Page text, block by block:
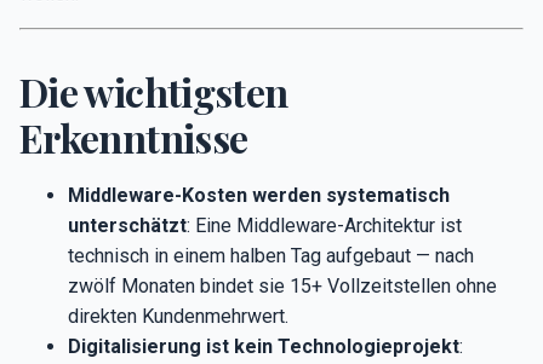
Die wichtigsten
Erkenntnisse
Middleware-Kosten werden systematisch
unterschätzt: Eine Middleware-Architektur ist
technisch in einem halben Tag aufgebaut — nach
zwölf Monaten bindet sie 15+ Vollzeitstellen ohne
direkten Kundenmehrwert.
Digitalisierung ist kein Technologieprojekt: